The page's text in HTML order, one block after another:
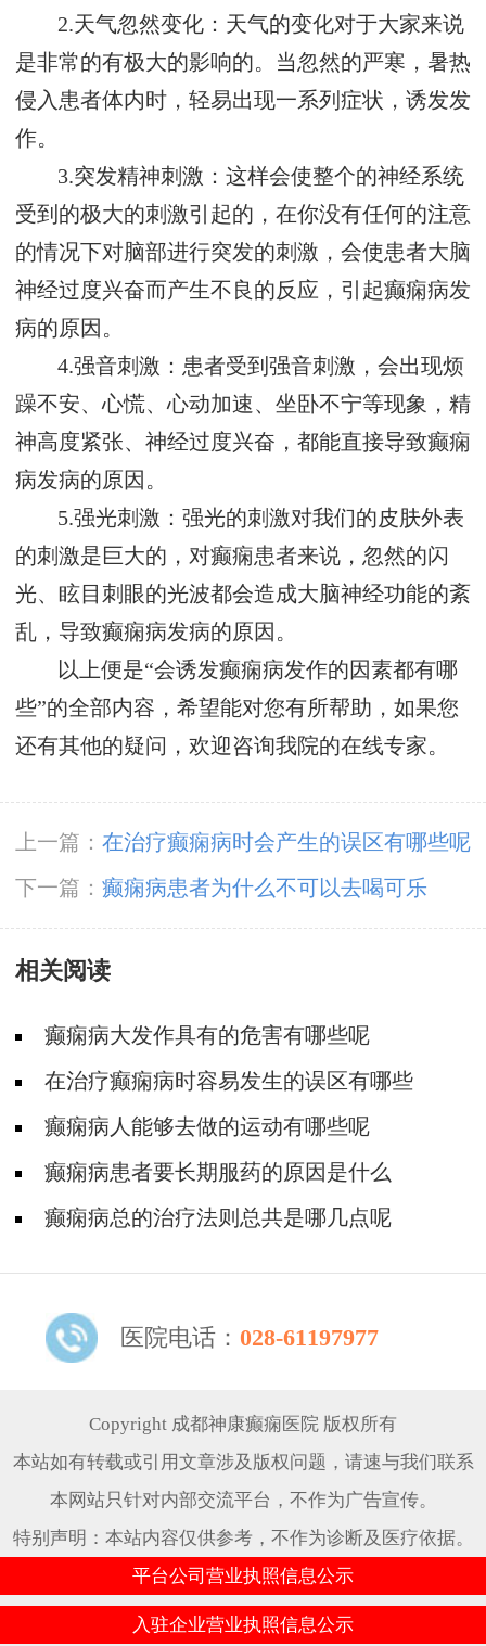
2.天气忽然变化：天气的变化对于大家来说
是非常的有极大的影响的。当忽然的严寒，暑热
侵入患者体内时，轻易出现一系列症状，诱发发
作。
3.突发精神刺激：这样会使整个的神经系统
受到的极大的刺激引起的，在你没有任何的注意
的情况下对脑部进行突发的刺激，会使患者大脑
神经过度兴奋而产生不良的反应，引起癫痫病发
病的原因。
4.强音刺激：患者受到强音刺激，会出现烦
躁不安、心慌、心动加速、坐卧不宁等现象，精
神高度紧张、神经过度兴奋，都能直接导致癫痫
病发病的原因。
5.强光刺激：强光的刺激对我们的皮肤外表
的刺激是巨大的，对癫痫患者来说，忽然的闪
光、眩目刺眼的光波都会造成大脑神经功能的紊
乱，导致癫痫病发病的原因。
以上便是“会诱发癫痫病发作的因素都有哪
些”的全部内容，希望能对您有所帮助，如果您
还有其他的疑问，欢迎咨询我院的在线专家。
上一篇： 在治疗癫痫病时会产生的误区有哪些呢
下一篇： 癫痫病患者为什么不可以去喝可乐
相关阅读
癫痫病大发作具有的危害有哪些呢
在治疗癫痫病时容易发生的误区有哪些
癫痫病人能够去做的运动有哪些呢
癫痫病患者要长期服药的原因是什么
癫痫病总的治疗法则总共是哪几点呢
医院电话： 028-61197977
Copyright 成都神康癫痫医院 版权所有
本站如有转载或引用文章涉及版权问题，请速与我们联系
本网站只针对内部交流平台，不作为广告宣传。
特别声明：本站内容仅供参考，不作为诊断及医疗依据。
平台公司营业执照信息公示
入驻企业营业执照信息公示